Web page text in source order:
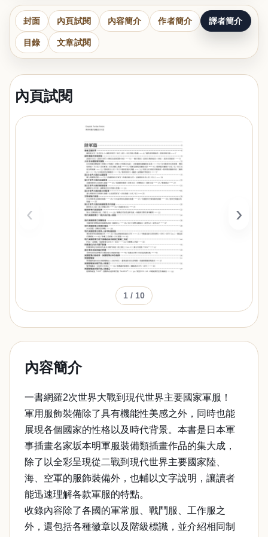
封面 內頁試閱 內容簡介 作者簡介 譯者簡介
目錄 文章試閱
內頁試閱
‹ ›
1 / 10
內容簡介
一書網羅2次世界大戰到現代世界主要國家軍服！
軍用服飾裝備除了具有機能性美感之外，同時也能
展現各個國家的性格以及時代背景。本書是日本軍
事插畫名家坂本明軍服裝備類插畫作品的集大成，
除了以全彩呈現從二戰到現代世界主要國家陸、
海、空軍的服飾裝備外，也輔以文字說明，讓讀者
能迅速理解各款軍服的特點。
收錄內容除了各國的軍常服、戰鬥服、工作服之
外，還包括各種徽章以及階級標識，並介紹相同制